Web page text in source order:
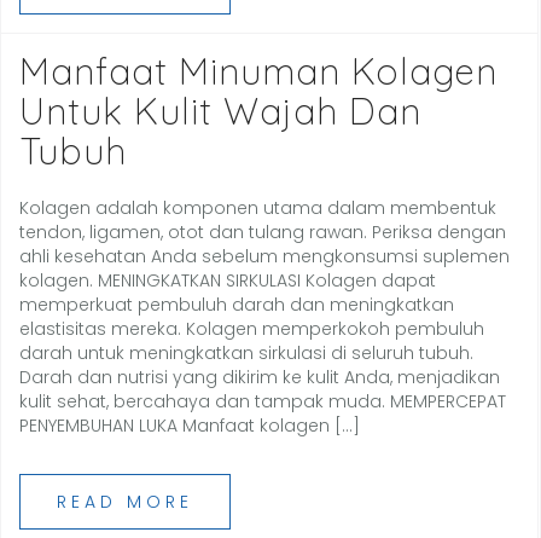
Manfaat Minuman Kolagen
Untuk Kulit Wajah Dan
Tubuh
Kolagen adalah komponen utama dalam membentuk
tendon, ligamen, otot dan tulang rawan. Periksa dengan
ahli kesehatan Anda sebelum mengkonsumsi suplemen
kolagen. MENINGKATKAN SIRKULASI Kolagen dapat
memperkuat pembuluh darah dan meningkatkan
elastisitas mereka. Kolagen memperkokoh pembuluh
darah untuk meningkatkan sirkulasi di seluruh tubuh.
Darah dan nutrisi yang dikirim ke kulit Anda, menjadikan
kulit sehat, bercahaya dan tampak muda. MEMPERCEPAT
PENYEMBUHAN LUKA Manfaat kolagen […]
READ MORE